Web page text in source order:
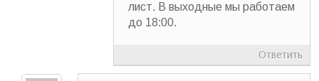
лист. В выходные мы работаем
до 18:00.
Ответить